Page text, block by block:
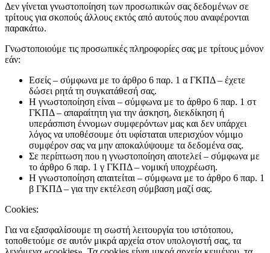
Δεν γίνεται γνωστοποίηση των προσωπικών σας δεδομένων σε
τρίτους για σκοπούς άλλους εκτός από αυτούς που αναφέρονται
παρακάτω.
Γνωστοποιούμε τις προσωπικές πληροφορίες σας με τρίτους μόνον
εάν:
Εσείς – σύμφωνα με το άρθρο 6 παρ. 1 α ΓΚΠΔ – έχετε
δώσει ρητά τη συγκατάθεσή σας.
Η γνωστοποίηση είναι – σύμφωνα με το άρθρο 6 παρ. 1 στ
ΓΚΠΔ – απαραίτητη για την άσκηση, διεκδίκηση ή
υπεράσπιση έννομων συμφερόντων μας και δεν υπάρχει
λόγος να υποθέσουμε ότι υφίσταται υπερισχύον νόμιμο
συμφέρον σας να μην αποκαλύψουμε τα δεδομένα σας.
Σε περίπτωση που η γνωστοποίηση αποτελεί – σύμφωνα με
το άρθρο 6 παρ. 1 γ ΓΚΠΔ – νομική υποχρέωση.
Η γνωστοποίηση απαιτείται – σύμφωνα με το άρθρο 6 παρ. 1
β ΓΚΠΔ – για την εκτέλεση σύμβαση μαζί σας.
Cookies:
Για να εξασφαλίσουμε τη σωστή λειτουργία του ιστότοπου,
τοποθετούμε σε αυτόν μικρά αρχεία στον υπολογιστή σας, τα